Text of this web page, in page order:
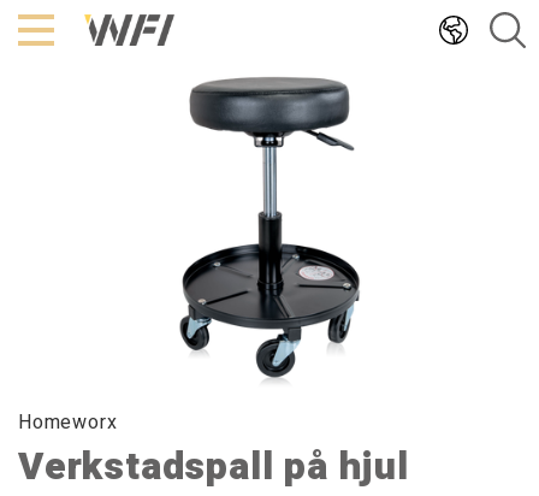
Hoppa
till
Homeworx
Verkstadspall på hjul